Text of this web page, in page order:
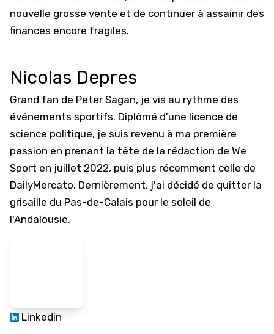
nouvelle grosse vente et de continuer à assainir des
finances encore fragiles.
Nicolas Depres
Grand fan de Peter Sagan, je vis au rythme des
événements sportifs. Diplômé d'une licence de
science politique, je suis revenu à ma première
passion en prenant la tête de la rédaction de We
Sport en juillet 2022, puis plus récemment celle de
DailyMercato. Dernièrement, j'ai décidé de quitter la
grisaille du Pas-de-Calais pour le soleil de
l'Andalousie.
Linkedin